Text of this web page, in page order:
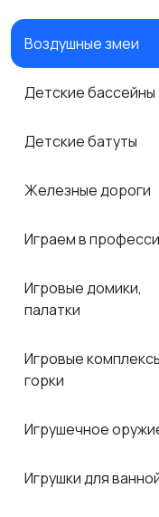
Воздушные змеи
Детские бассейны
Детские батуты
Железные дороги
Играем в
Игровые домики,
палатки
Игровые
горки
Игрушечное
Игрушки для